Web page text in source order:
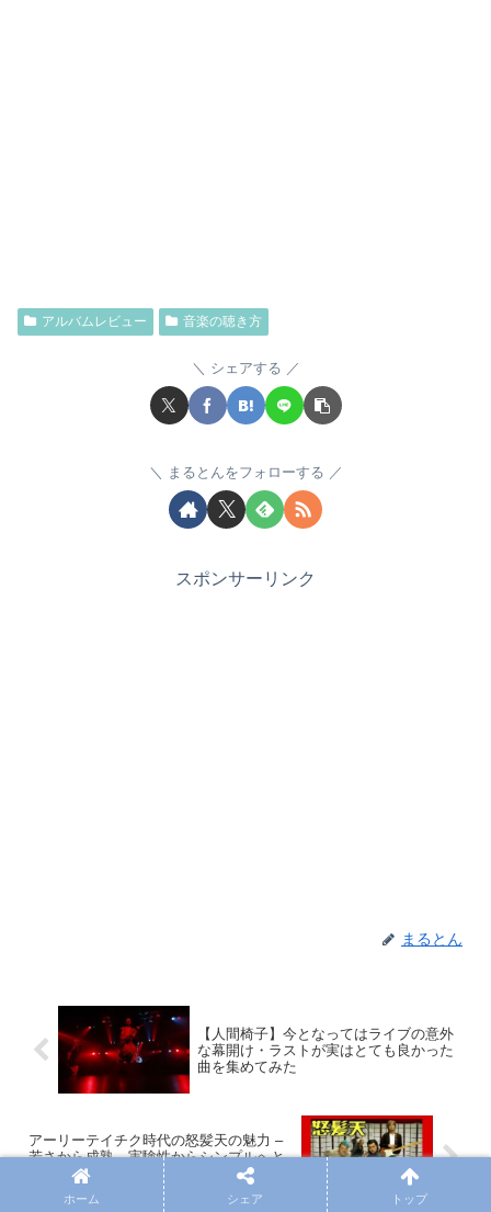
アルバムレビュー 音楽の聴き方
シェアする
まるとんをフォローする
スポンサーリンク
まるとん
【人間椅子】今となってはライブの意外
な幕開け・ラストが実はとても良かった
曲を集めてみた
アーリーテイチク時代の怒髪天の魅力 –
若さから成熟、実験性からシンプルへと
過渡期の絶妙なバランス
ホーム シェア トップ